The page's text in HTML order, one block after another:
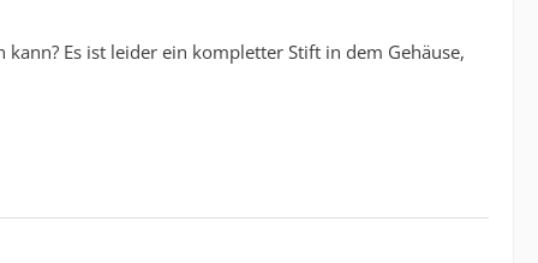
Es ist leider ein kompletter Stift in dem Gehäuse,